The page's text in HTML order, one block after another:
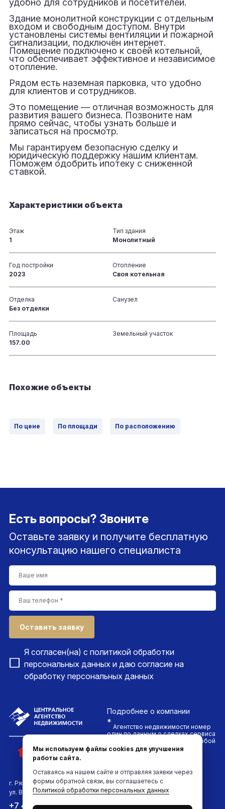
удобно для сотрудников и посетителей.
Здание монолитной конструкции с отдельным
входом и свободным доступом. Внутри
установлены системы вентиляции и пожарной
сигнализации, подключён интернет.
Помещение подключено к своей котельной,
что обеспечивает эффективное и независимое
отопление.
Рядом есть наземная парковка, что удобно
для клиентов и сотрудников.
Это помещение — отличная возможность для
развития вашего бизнеса. Позвоните нам
прямо сейчас, чтобы узнать больше и
записаться на просмотр.
Мы гарантируем безопасную сделку и
юридическую поддержку нашим клиентам.
Поможем одобрить ипотеку с сниженной
ставкой.
Характеристики объекта
Этаж
1
Тип здания
Монолитный
Год постройки
2023
Отопление
Своя котельная
Отделка
Без отделки
Санузел
Площадь
157.00
Земельный участок
Похожие объекты
По цене По площади По расположению
Есть вопросы? Звоните
Оставьте заявку и получите бесплатную
консультацию нашего специалиста
Оставить заявку
Я согласен(на) с политикой обработки
персональных данных и даю согласие на
обработку персональных данных
Подробнее о компании
* Агентство недвижимости номер
один по данным о сделках сервиса
ДомКлик. Проводим сделки любой
сложности и гарантируем
безопасность каждого клиента
г. Рязань
ул. Вокзальная, д.6
+7 4912 961-961
Мы используем файлы cookies для улучшения
работы сайта.
Оставаясь на нашем сайте и отправляя заявки через
формы обратной связи, вы соглашаетесь с
Политикой обработки персональных данных